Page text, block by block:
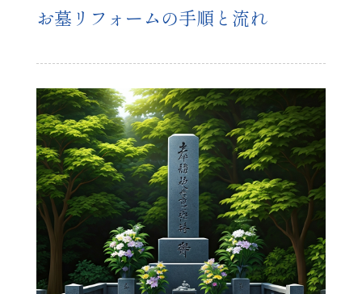
お墓リフォームの手順と流れ